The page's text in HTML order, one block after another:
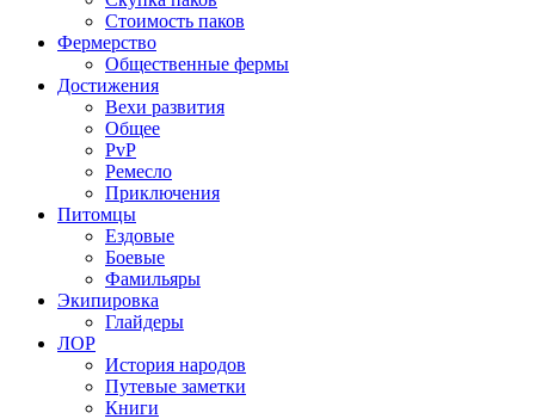
Стоимость паков
Фермерство
Общественные фермы
Достижения
Вехи развития
Общее
PvP
Ремесло
Приключения
Питомцы
Ездовые
Боевые
Фамильяры
Экипировка
Глайдеры
ЛОР
История народов
Путевые заметки
Книги